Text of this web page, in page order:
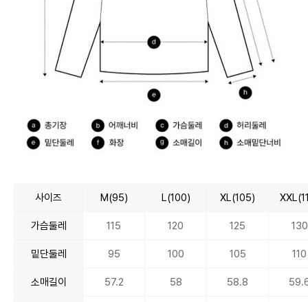
사이즈 M(95) L(100) XL(105)
가슴둘레 115 120 125 130
밑단둘레 95 100 105 110
소매길이 57.2 58 58.8